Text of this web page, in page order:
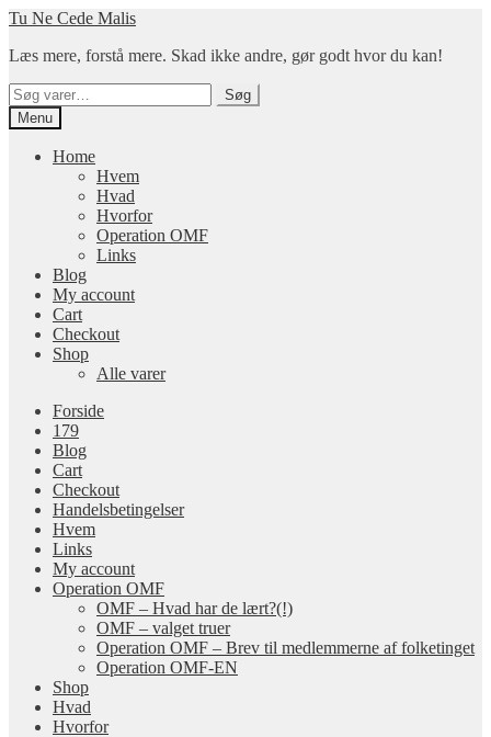
Spring
navigation
Spring
indhold
Tu Ne Cede Malis
Læs mere, forstå mere. Skad ikke andre, gør godt hvor du kan!
Søg
efter:
Søg
Menu
Home
Hvem
Hvad
Hvorfor
Operation OMF
Links
Blog
My account
Cart
Checkout
Shop
Alle varer
Forside
179
Blog
Cart
Checkout
Handelsbetingelser
Hvem
Links
My account
Operation OMF
OMF – Hvad har de lært?(!)
OMF – valget truer
Operation OMF – Brev til medlemmerne af folketinget
Operation OMF-EN
Shop
Hvad
Hvorfor